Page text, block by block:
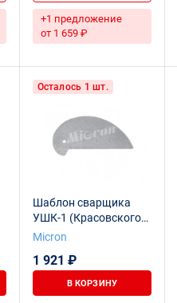
+1 предложение
от 1 659 ₽
Осталось 1 шт.
Шаблон сварщика
УШК-1 (Красовского)
нержавеющий
Micron
1 921 ₽
В КОРЗИНУ